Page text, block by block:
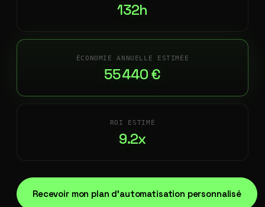
132h
ÉCONOMIE ANNUELLE ESTIMÉE
55 440 €
ROI ESTIMÉ
9.2x
Recevoir mon plan d'automatisation personnalisé